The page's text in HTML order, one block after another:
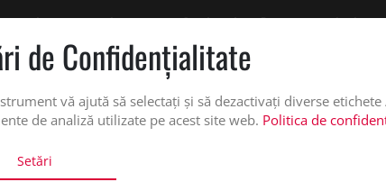
de pret personalizata pe office@updateadv.ro. Pentru comenzile
SERVICII PERSONALIZARE DESPRE NOI
de Confidenţialitate
vă ajută să selectați și să dezactivați diverse
de analiză utilizate pe acest site web. Politica de
Setări